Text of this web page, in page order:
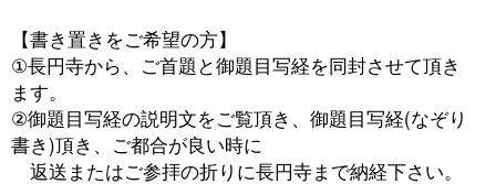
【書き置きをご希望の方】
①長円寺から、ご首題と御題目写経を同封させて頂き
ます。
②御題目写経の説明文をご覧頂き、御題目写経(なぞり
書き)頂き、ご都合が良い時に
返送またはご参拝の折りに長円寺まで納経下さい。